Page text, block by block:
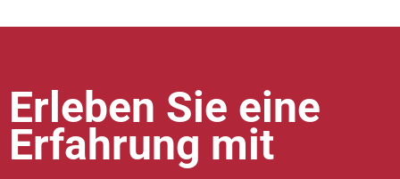
Erleben Sie eine
Erfahrung mit